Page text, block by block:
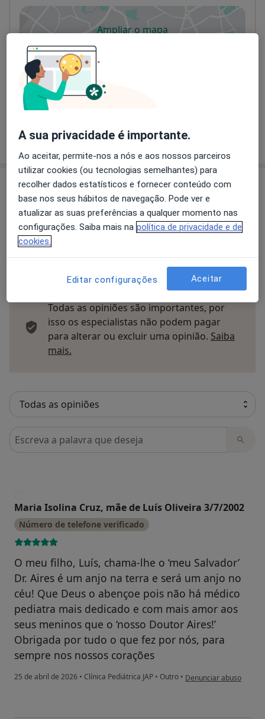
Ampliar o mapaabre num novo separador
Disponibilidade
Este especialista não disponibiliza reservas online
nesta morada
O que posso fazer agora?
Mostrar mais detalhes
sobre o endereço
Opinioes
Enviar opinião
Todas as opiniões são importantes, por
isso os especialistas não podem pagar
para alterar ou excluir uma opinião. Saiba
mais.
Pesquisar em opiniões
Maria Isolina Cruz, mãe de Luís Oliveira 3/7/2002
Número de telefone verificado
O meu filho, Luís, chama-lhe o ‘meu Salvador’
Dr. Aires é um anjo na terra e será um anjo no
céu! Que Deus o abençoe pois não há médico
pediatra mais dedicado e com mais amor aos
seus meninos que o ‘nosso Doutor Aires!’
Obrigada por tudo o que fez por nós, para
sempre nos nossos corações
25 de abril de 2026 • Clínica Pediátrica JAP • Outro • na opinião do utilizador
Denunciar abuso
A sua privacidade é importante.
Ao aceitar, permite-nos a nós e aos nossos parceiros
utilizar cookies (ou tecnologias semelhantes) para
recolher dados estatísticos e fornecer conteúdo com
base nos seus hábitos de navegação. Pode ver e
atualizar as suas preferências a qualquer momento nas
configurações. Saiba mais na política de privacidade e de
cookies.
Editar configurações Aceitar